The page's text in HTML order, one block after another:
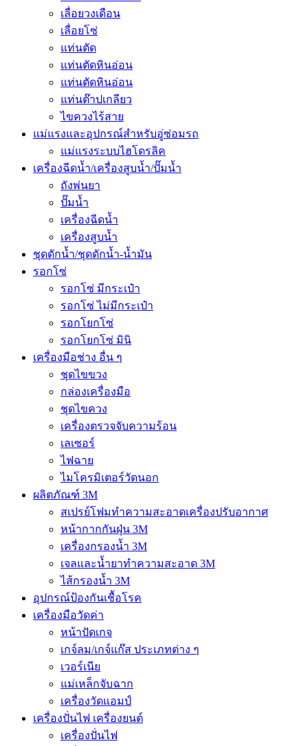
เลื่อยวงเดือน
เลื่อยโซ่
แท่นตัด
แท่นตัดหินอ่อน
แท่นตัดหินอ่อน
แท่นต๊าปเกลียว
ไขควงไร้สาย
แม่แรงและอุปกรณ์สำหรับอู่ซ่อมรถ
แม่แรงระบบไฮโดรลิค
เครื่องฉีดน้ำ/เครื่องสูบน้ำ/ปั๊มน้ำ
ถังพ่นยา
ปั๊มน้ำ
เครื่องฉีดน้ำ
เครื่องสูบน้ำ
ชุดดักน้ำ/ชุดดักน้ำ-น้ำมัน
รอกโซ่
รอกโซ่ มีกระเป๋า
รอกโซ่ ไม่มีกระเป๋า
รอกโยกโซ่
รอกโยกโซ่ มินิ
เครื่องมือช่าง อื่น ๆ
ชุดไขขวง
กล่องเครื่องมือ
ชุดไขควง
เครื่องตรวจจับความร้อน
เลเซอร์
ไฟฉาย
ไมโครมิเตอร์วัดนอก
ผลิตภัณฑ์ 3M
สเปรย์โฟมทำความสะอาดเครื่องปรับอากาศ
หน้ากากกันฝุ่น 3M
เครื่องกรองน้ำ 3M
เจลและน้ำยาทำความสะอาด 3M
ไส้กรองน้ำ 3M
อุปกรณ์ป้องกันเชื้อโรค
เครื่องมือวัดค่า
หน้าปัดเกจ
เกจ์ลม/เกจ์แก๊ส ประเภทต่าง ๆ
เวอร์เนีย
แม่เหล็กจับฉาก
เครื่องวัดแอมป์
เครื่องปั่นไฟ เครื่องยนต์
เครื่องปั่นไฟ